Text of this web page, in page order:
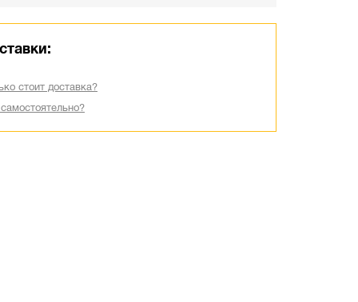
стоит доставка?